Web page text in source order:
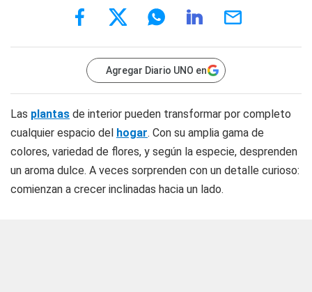
Agregar Diario UNO en
Las plantas de interior pueden transformar por completo
cualquier espacio del hogar. Con su amplia gama de
colores, variedad de flores, y según la especie, desprenden
un aroma dulce. A veces sorprenden con un detalle curioso:
comienzan a crecer inclinadas hacia un lado.